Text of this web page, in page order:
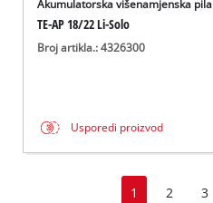
Akumulatorska višenamjenska pila
TE-AP 18/22 Li-Solo
Broj artikla.: 4326300
Usporedi proizvod
1 2 3